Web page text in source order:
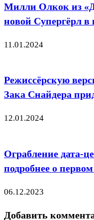
Милли Олкок из
новой Супергёрл в
11.01.2024
Режиссёрскую
Зака Снайдера
12.01.2024
Ограбление дата-
подробнее о
06.12.2023
Добавить